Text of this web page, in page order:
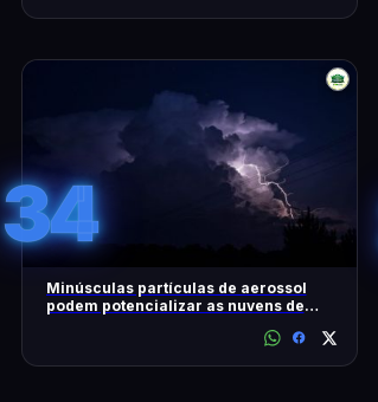
34
Minúsculas partículas de aerossol
podem potencializar as nuvens de